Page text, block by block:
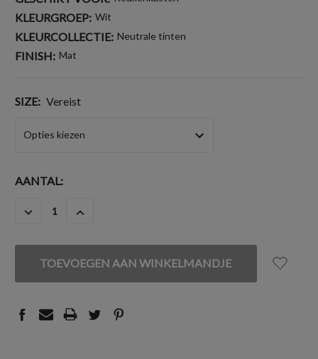
KLEURGROEP: Wit
KLEURCOLLECTIE: Neutrale tinten
FINISH: Mat
SIZE: Vereist
HUIDIGE
AANTAL:
HOEVEELHEID
VAN
UNDEFINED
HOEVEELHEID
VAN
UNDEFINED